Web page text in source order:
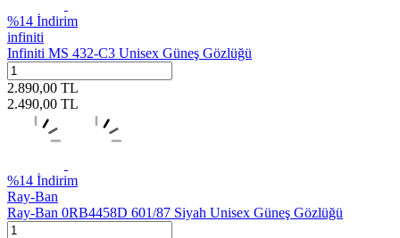
%14 İndirim
infiniti
Infiniti MS 432-C3 Unisex Güneş Gözlüğü
2.890,00 TL
2.490,00 TL
%14 İndirim
Ray-Ban
Ray-Ban 0RB4458D 601/87 Siyah Unisex Güneş Gözlüğü